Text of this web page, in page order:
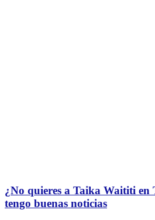
¿No quieres a Taika Waititi en
tengo buenas noticias